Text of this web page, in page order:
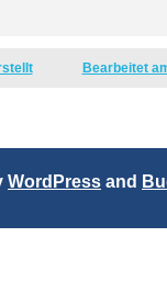
Bearbeitet
WordPress and